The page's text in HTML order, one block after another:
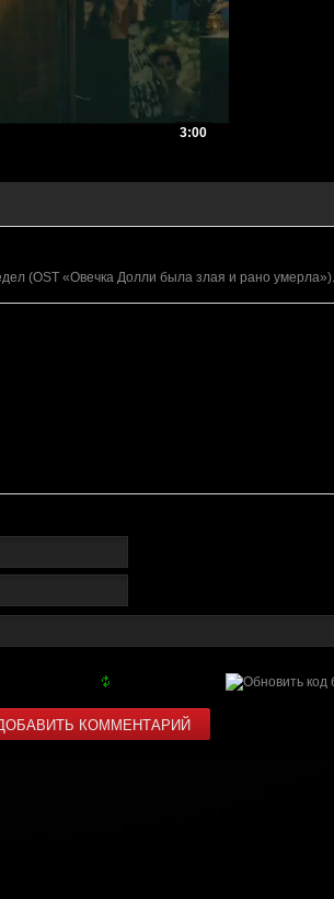
3:00
(OST «Овечка Долли была злая и рано умерла»).